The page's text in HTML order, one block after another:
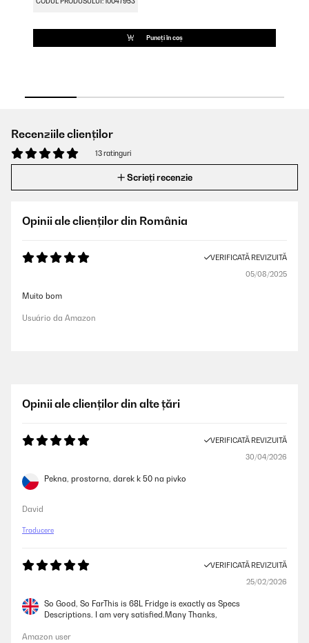
Puneți în coș
Recenziile clienților
13 ratinguri
Scrieți recenzie
Opinii ale clienților din România
VERIFICATĂ REVIZUITĂ
05/08/2025
Muito bom
Usuário da Amazon
Opinii ale clienților din alte țări
VERIFICATĂ REVIZUITĂ
30/04/2026
Pekna, prostorna, darek k 50 na pivko
David
Traducere
VERIFICATĂ REVIZUITĂ
25/02/2026
So Good, So FarThis is 68L Fridge is exactly as Specs
Descriptions. I am very satisfied.Many Thanks,
Amazon user